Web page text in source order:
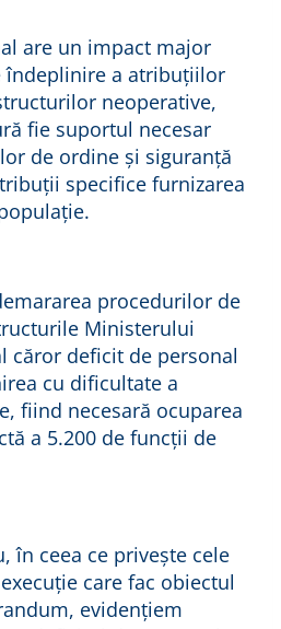
are un impact major
îndeplinire a atribuțiilor
neoperative,
fie suportul necesar
de ordine și siguranță
specifice furnizarea
procedurilor de
Ministerului
căror deficit de personal
cu dificultate a
fiind necesară ocuparea
a 5.200 de funcții de
în ceea ce privește cele
care fac obiectul
evidențiem